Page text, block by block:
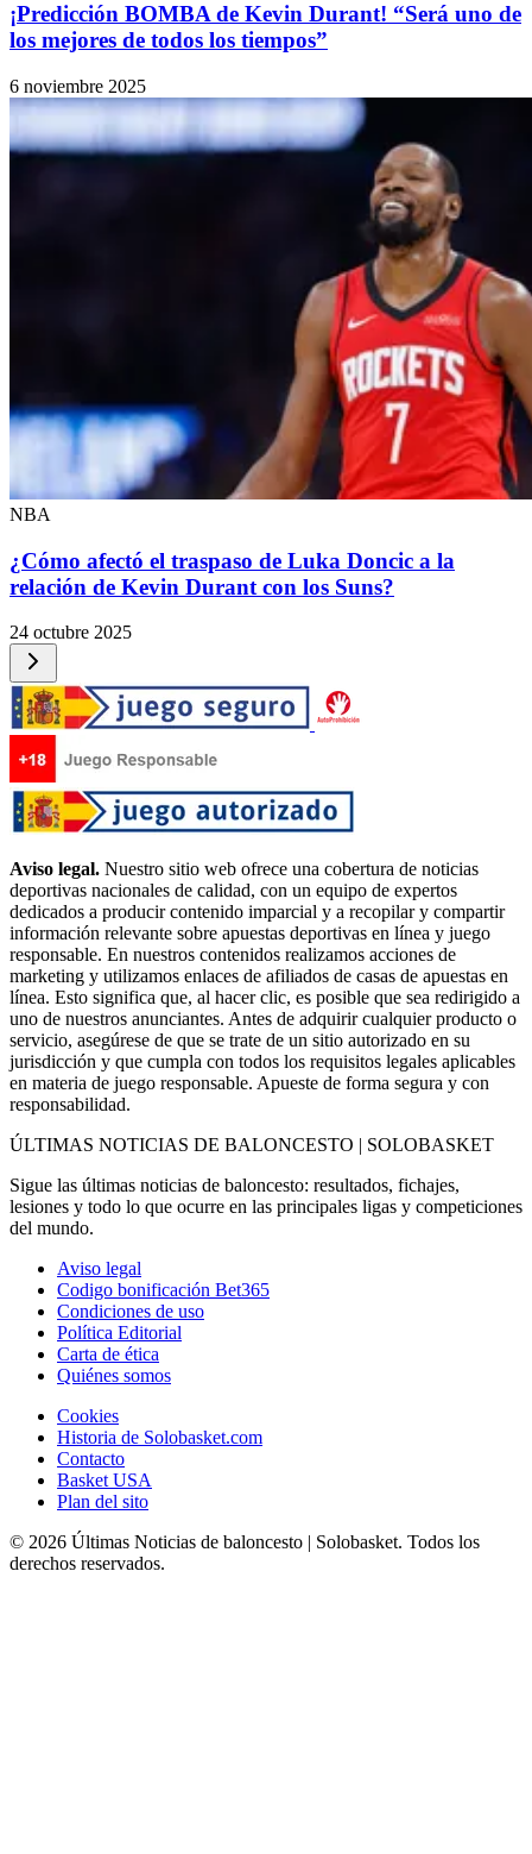
¡Predicción BOMBA de Kevin Durant! “Será uno de
los mejores de todos los tiempos”
6 noviembre 2025
NBA
¿Cómo afectó el traspaso de Luka Doncic a la
relación de Kevin Durant con los Suns?
24 octubre 2025
Aviso legal. Nuestro sitio web ofrece una cobertura de noticias
deportivas nacionales de calidad, con un equipo de expertos
dedicados a producir contenido imparcial y a recopilar y compartir
información relevante sobre apuestas deportivas en línea y juego
responsable. En nuestros contenidos realizamos acciones de
marketing y utilizamos enlaces de afiliados de casas de apuestas en
línea. Esto significa que, al hacer clic, es posible que sea redirigido a
uno de nuestros anunciantes. Antes de adquirir cualquier producto o
servicio, asegúrese de que se trate de un sitio autorizado en su
jurisdicción y que cumpla con todos los requisitos legales aplicables
en materia de juego responsable. Apueste de forma segura y con
responsabilidad.
ÚLTIMAS NOTICIAS DE BALONCESTO | SOLOBASKET
Sigue las últimas noticias de baloncesto: resultados, fichajes,
lesiones y todo lo que ocurre en las principales ligas y competiciones
del mundo.
Aviso legal
Codigo bonificación Bet365
Condiciones de uso
Política Editorial
Carta de ética
Quiénes somos
Cookies
Historia de Solobasket.com
Contacto
Basket USA
Plan del sito
© 2026 Últimas Noticias de baloncesto | Solobasket. Todos los
derechos reservados.